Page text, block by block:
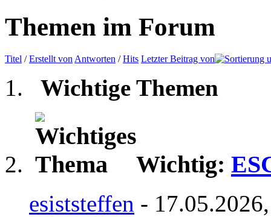
Themen im Forum
Titel /Erstellt von Antworten /Hits Letzter Beitrag von
Wichtige Themen
Wichtig:
esiststeffen -